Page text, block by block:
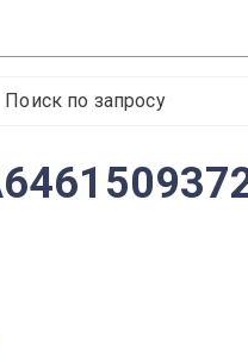
Поиск по запросу